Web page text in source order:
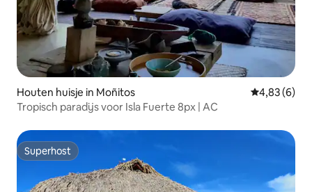
Houten huisje in Moñitos Gemiddelde
4,83 (6)
Tropisch paradijs voor Isla Fuerte 8px | AC
Superhost
Superhost